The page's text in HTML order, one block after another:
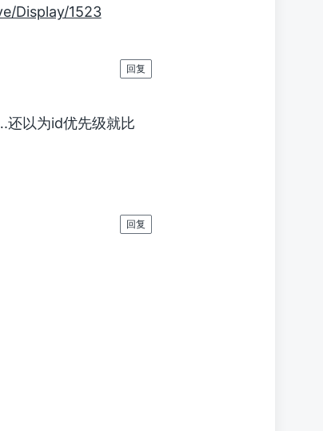
Display/1523
还以为id优先级就比
回复
回复